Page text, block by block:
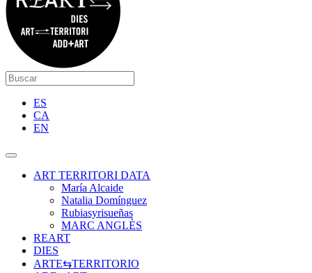
ES
CA
EN
ART TERRITORI DATA
María Alcaide
Natalia Domínguez
Rubiasyrisueñas
MARC ANGLÈS
REART
DIES
ARTE⇆TERRITORIO